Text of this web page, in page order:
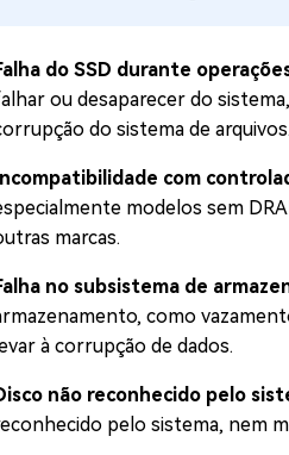
do SSD durante
ou desaparecer do
do sistema de arquivos.
com
modelos sem
marcas.
no subsistema de
como
à corrupção de dados.
não reconhecido pelo
pelo sistema, nem